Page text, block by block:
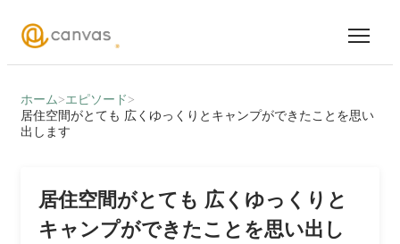
ホーム>エピソード >
居住空間がとても 広くゆっくりとキャンプができたことを思い
出します
居住空間がとても 広くゆっくりと
キャンプができたことを思い出し